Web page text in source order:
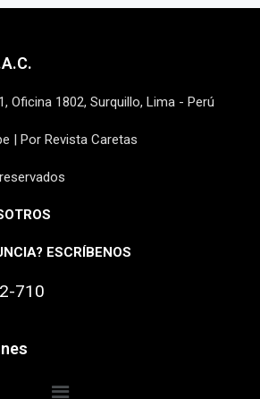
Oficina 1802, Surquillo, Lima - Perú
| Por Revista Caretas
ESCRÍBENOS
710